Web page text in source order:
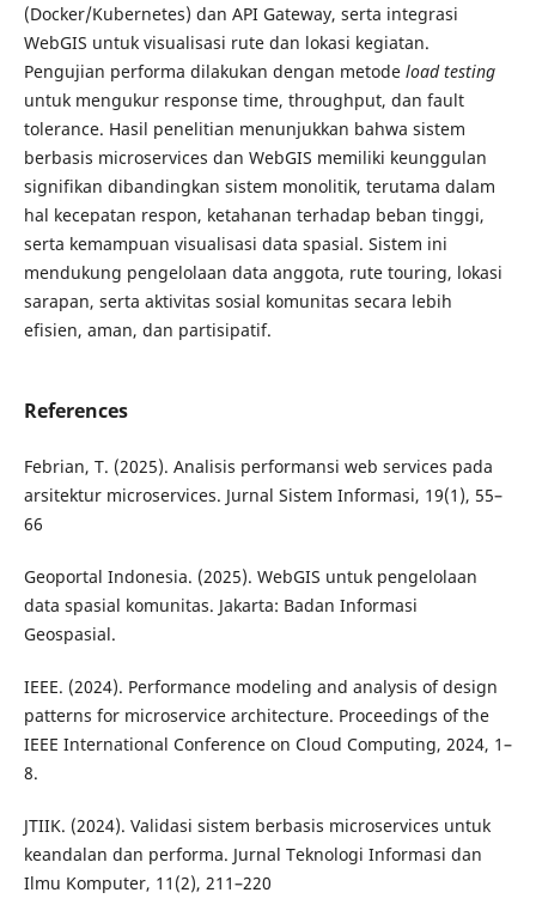
(Docker/Kubernetes) dan API Gateway, serta integrasi
WebGIS untuk visualisasi rute dan lokasi kegiatan.
Pengujian performa dilakukan dengan metode load testing
untuk mengukur response time, throughput, dan fault
tolerance. Hasil penelitian menunjukkan bahwa sistem
berbasis microservices dan WebGIS memiliki keunggulan
signifikan dibandingkan sistem monolitik, terutama dalam
hal kecepatan respon, ketahanan terhadap beban tinggi,
serta kemampuan visualisasi data spasial. Sistem ini
mendukung pengelolaan data anggota, rute touring, lokasi
sarapan, serta aktivitas sosial komunitas secara lebih
efisien, aman, dan partisipatif.
References
Febrian, T. (2025). Analisis performansi web services pada
arsitektur microservices. Jurnal Sistem Informasi, 19(1), 55–
66
Geoportal Indonesia. (2025). WebGIS untuk pengelolaan
data spasial komunitas. Jakarta: Badan Informasi
Geospasial.
IEEE. (2024). Performance modeling and analysis of design
patterns for microservice architecture. Proceedings of the
IEEE International Conference on Cloud Computing, 2024, 1–
8.
JTIIK. (2024). Validasi sistem berbasis microservices untuk
keandalan dan performa. Jurnal Teknologi Informasi dan
Ilmu Komputer, 11(2), 211–220